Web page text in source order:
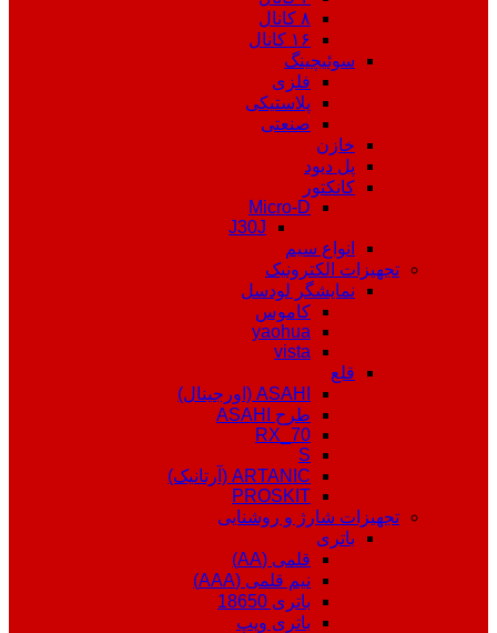
۸ کانال
۱۶ کانال
سوئیچینگ
فلزی
پلاستیکی
صنعتی
خازن
پل دیود
کانکتور
Micro-D
J30J
انواع سیم
تجهیزات الکترونیک
نمایشگر لودسل
کاموس
yaohua
vista
قلع
ASAHI (اورجینال)
طرح ASAHI
RX_70
S
ARTANIC (آرتانیک)
PROSKIT
تجهیزات شارژ و روشنایی
باتری
قلمی (AA)
نیم قلمی (AAA)
باتری 18650
باتری ویپ